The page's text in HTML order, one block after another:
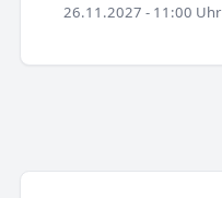
26.11.2027 - 11:00 Uhr